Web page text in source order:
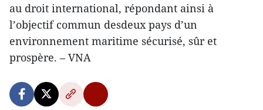
au droit international, répondant ainsi à
l’objectif commun desdeux pays d’un
environnement maritime sécurisé, sûr et
prospère. – VNA